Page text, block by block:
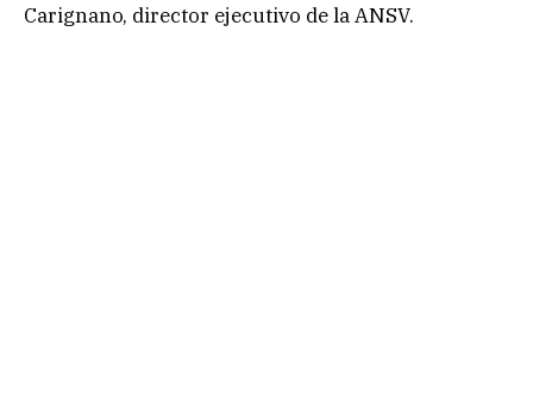
Carignano, director ejecutivo de la ANSV.